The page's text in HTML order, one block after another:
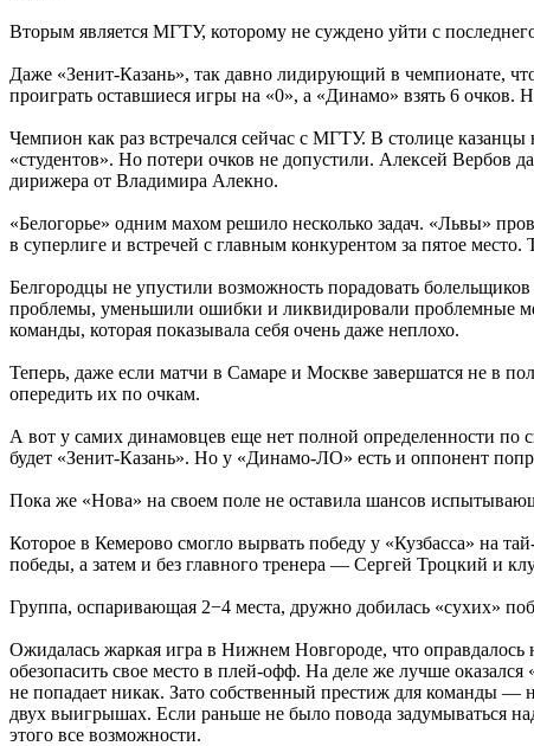
Вторым является МГТУ, которому не суждено уйти с
Даже «Зенит-Казань», так давно лидирующий в чемпионате,
проиграть оставшиеся игры на «0», а «Динамо» взять 6 очков.
Чемпион как раз встречался сейчас с МГТУ. В столице казанцы
«студентов». Но потери очков не допустили. Алексей Вербов
дирижера от Владимира Алекно.
«Белогорье» одним махом решило несколько задач. «Львы»
в суперлиге и встречей с главным конкурентом за пятое
Белгородцы не упустили возможность порадовать
проблемы, уменьшили ошибки и ликвидировали проблемные
команды, которая показывала себя очень даже неплохо.
Теперь, даже если матчи в Самаре и Москве завершатся не в
опередить их по очкам.
А вот у самих динамовцев еще нет полной определенности по
будет «Зенит-Казань». Но у «Динамо-ЛО» есть и оппонент
Пока же «Нова» на своем поле не оставила шансов
Которое в Кемерово смогло вырвать победу у «Кузбасса» на
победы, а затем и без главного тренера — Сергей Троцкий и
Группа, оспаривающая 2−4 места, дружно добилась «сухих»
Ожидалась жаркая игра в Нижнем Новгороде, что
обезопасить свое место в плей-офф. На деле же лучше
не попадает никак. Зато собственный престиж для команды —
двух выигрышах. Если раньше не было повода задумываться
этого все возможности.